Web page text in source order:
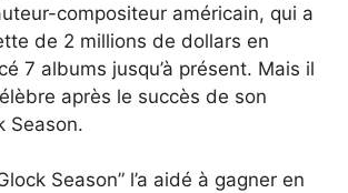
compositeur américain, qui a
de 2 millions de dollars en
7 albums jusqu’à présent. Mais il
après le succès de son
Season.
Season” l’a aidé à gagner en